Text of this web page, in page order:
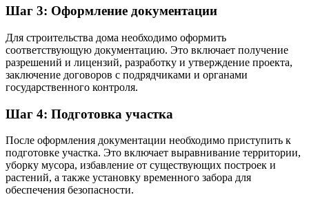
Шаг 3: Оформление документации
Для строительства дома необходимо оформить
соответствующую документацию. Это включает получение
разрешений и лицензий, разработку и утверждение проекта,
заключение договоров с подрядчиками и органами
государственного контроля.
Шаг 4: Подготовка участка
После оформления документации необходимо приступить к
подготовке участка. Это включает выравнивание территории,
уборку мусора, избавление от существующих построек и
растений, а также установку временного забора для
обеспечения безопасности.